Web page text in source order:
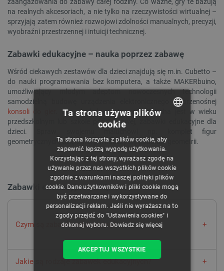
na realnych akcesoriach, a nie tylko na rzeczywistości wirtualnej –
sprzyjają zatem również rozwojowi zdolności manualnych, precyzji,
wyobraźni przestrzennej i intuicji technicznej.
Zabawki edukacyjne – nauka poprzez zabawę
Wśród ciekawych zestawów dla dzieci znajdują się m.in. Cubetto –
do nauki programowania bez komputera, a także MAKERbuino,
umożliwiający młodym adeptom nowoczesnych technologii
samodzielną budowę urządzenia elektronicznego – przenośnej
konsoli do gier
. Bez względu na to, czy pociecha jest w wieku
przedszkolnym lub szkole podstawowej, zabawki edukacyjne dla
dzieci. Spraw swojemu maluchowi np. komplet figur
geometrycznych, dzięki którym nauczy się podstaw geometrii.
Zabawki edukacyjne - FAQ
Czym są zabawki edukacyjne?
Zabawki edukacyjne to rodzaj zabawek, które nie tylko
zapewniają dziecku rozrywkę, ale i wspomagają jego rozwój na
określonych polach.
Jakie są rodzaje zabawek edukacyjnych?
CZECH
ENGLISH
GERMAN
Ta strona używa plików
cookie
Ta strona korzysta z plików cookie, aby
zapewnić lepszą wygodę użytkowania.
Korzystając z tej strony, wyrażasz zgodę na
używanie przez nas wszystkich plików cookie
zgodnie z warunkami naszej polityki plików
cookie. Dane użytkowników i pliki cookie mogą
być przetwarzane i wykorzystywane do
personalizacji reklam. Jeśli nie wyrażasz na to
zgody przejdź do "Ustawienia cookies" i
dokonaj wyboru. Dowiedz się więcej
AKCEPTUJ WSZYSTKIE